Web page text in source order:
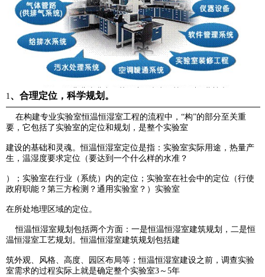
1、合理定位，科学规划。
在构建专业实验室恒温恒湿室工程的流程中，“构”的部分至关重
要，它包括了实验室的定位和规划， 是整个实验室
建设的基础和灵魂。恒温恒湿室定位是指：实验室实际用途，热量产
生，温湿度要求定位（要达到 一个什么样的水准 ？
）；实验室在行业（系统）内的定位；实验室在社会中的定位（行使
政府职能？第三方检测？通用实验室？） 实验室
在所处地理区域的定位。
恒温恒湿室规划包括两个方面：一是恒温恒湿室建筑规划，二是恒
温恒湿室工艺规划。恒温恒湿室建筑规划 包括建
筑外观、风格、高度、园区布局等；恒温恒湿室建设之前，调查实验
室需求的过程实际上就是确定整个实验室3～5年